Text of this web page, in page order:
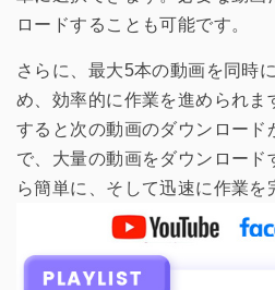
ロードすることも可能です。
さらに、最大5本の動画を同時
め、効率的に作業を進められま
すると次の動画のダウンロード
で、大量の動画をダウンロー
ら簡単に、そして迅速に作業を